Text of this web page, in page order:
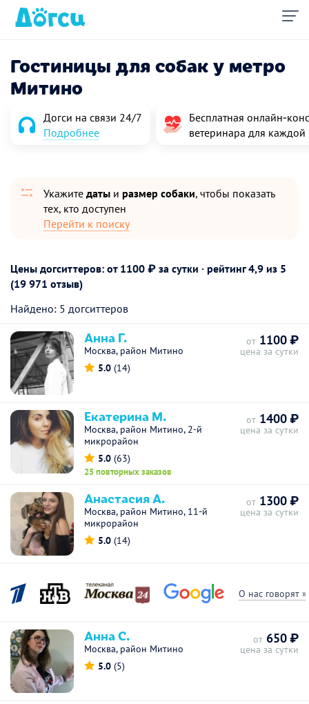
Гостиницы для собак у метро
Митино
Догси на связи 24/7
Подробнее
Бесплатная
ветеринара для
Укажите даты и размер собаки, чтобы показать
тех, кто доступен
Перейти к поиску
Цены догситтеров: от 1100 ₽ за сутки · рейтинг4,9 из 5
(19 971 отзыв)
Найдено: 5 догситтеров
Анна Г.
Москва, район Митино
5.0 (14)
от 1100 ₽
цена за сутки
Екатерина М.
Москва, район Митино, 2-й
микрорайон
5.0 (63)
25 повторных заказов
от 1400 ₽
цена за сутки
Анастасия А.
Москва, район Митино, 11-й
микрорайон
5.0 (14)
от 1300 ₽
цена за сутки
О нас говорят »
Анна С.
Москва, район Митино
5.0 (5)
от 650 ₽
цена за сутки